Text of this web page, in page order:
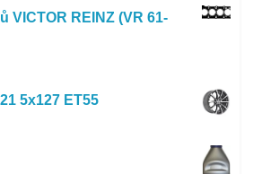
VICTOR REINZ (VR 61-
5x127 ET55